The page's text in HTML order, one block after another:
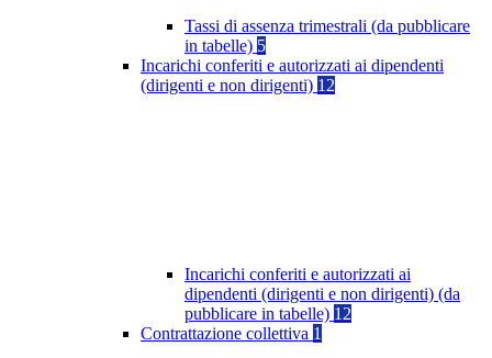
Tassi di assenza trimestrali (da pubblicare
in tabelle) 5
Incarichi conferiti e autorizzati ai dipendenti
(dirigenti e non dirigenti) 12
Incarichi conferiti e autorizzati ai
dipendenti (dirigenti e non dirigenti) (da
pubblicare in tabelle) 12
Contrattazione collettiva 1